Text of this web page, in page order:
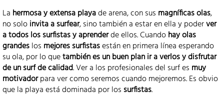
La hermosa y extensa playade arena, con sus magníficas olas,
no soloinvita a surfear, sino también a estar en ella y poderver
a todos los surfistas y aprenderde ellos. Cuandohay olas
grandeslos mejores surfistasestán en primera línea esperando
su ola, por lo quetambién es un buen plan ir a verlos y disfrutar
de un surf de calidad. Ver a los profesionales del surf es muy
motivadorpara ver como seremos cuando mejoremos. Es obvio
que la playa está dominada por los surfistas.